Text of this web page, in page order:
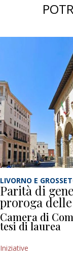
LIVORNO E
Parità di
proroga delle
Camera di
tesi di laurea
Iniziative